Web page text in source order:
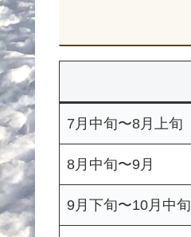
7月中旬〜8月上旬
8月中旬〜9月
9月下旬〜10月中旬